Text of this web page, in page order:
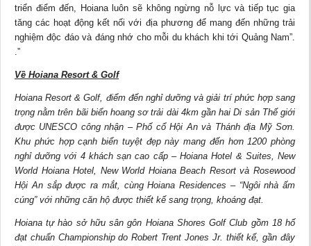
triển điểm đến, Hoiana luôn sẽ không ngừng nỗ lực và tiếp tục gia
tăng các hoạt động kết nối với địa phương để mang đến những trải
nghiệm độc đáo và đáng nhớ cho mỗi du khách khi tới Quảng Nam”.
.”
Về Hoiana Resort & Golf
Hoiana Resort & Golf, điểm đến nghỉ dưỡng và giải trí phức hợp sang
trọng nằm trên bãi biển hoang sơ trải dài 4km gần hai Di sản Thế giới
được UNESCO công nhận – Phố cổ Hội An và Thánh địa Mỹ Sơn.
Khu phức hợp cạnh biển tuyệt đẹp này mang đến hơn 1200 phòng
nghỉ dưỡng với 4 khách sạn cao cấp – Hoiana Hotel & Suites, New
World Hoiana Hotel, New World Hoiana Beach Resort và Rosewood
Hội An sắp được ra mắt, cùng Hoiana Residences – “Ngôi nhà ấm
cúng” với những căn hộ được thiết kế sang trọng, khoáng đạt.
Hoiana tự hào sở hữu sân gôn Hoiana Shores Golf Club gồm 18 hố
đạt chuẩn Championship do Robert Trent Jones Jr. thiết kế, gần đây